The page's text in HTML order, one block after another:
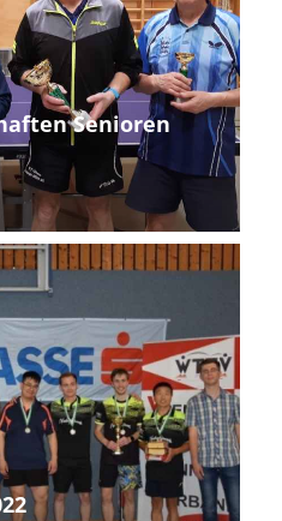
Senioren